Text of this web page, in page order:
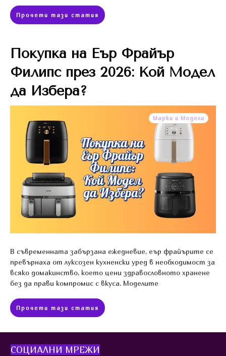
Прочети тази статия
Покупка на Еър Фрайър
Филипс през 2026: Кой Модел
да Избера?
Марки и Модели
В съвременната забързана ежедневие, еър фрайърите се
превърнаха от луксозен кухненски уред в необходимост за
всяко домакинство, което цени здравословното хранене
без да прави компромис с вкуса. Моделите
Прочети тази статия
СОЦИАЛНИ МРЕЖИ